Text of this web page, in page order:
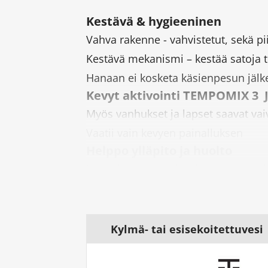
Kestävä & hygieeninen
Vahva rakenne - vahvistetut, sekä
Kestävä mekanismi – kestää satoja
Hanaan ei kosketa käsienpesun
Kevyt aktivointi TEMPOMIX 3
Myös vanhukset ja lapset saavat
Itsepuhdistuva ja kalkin
AB-
Anti-blocking (AB) -hanoissa ja -
Estää venttiilin lukitsemisen päälle
Kylmä- tai esisekoitettuvesi